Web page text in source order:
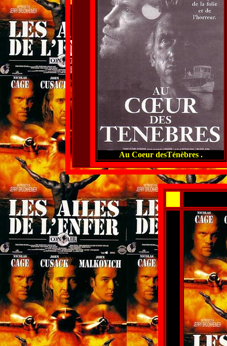
Au Coeur desTénèbres .